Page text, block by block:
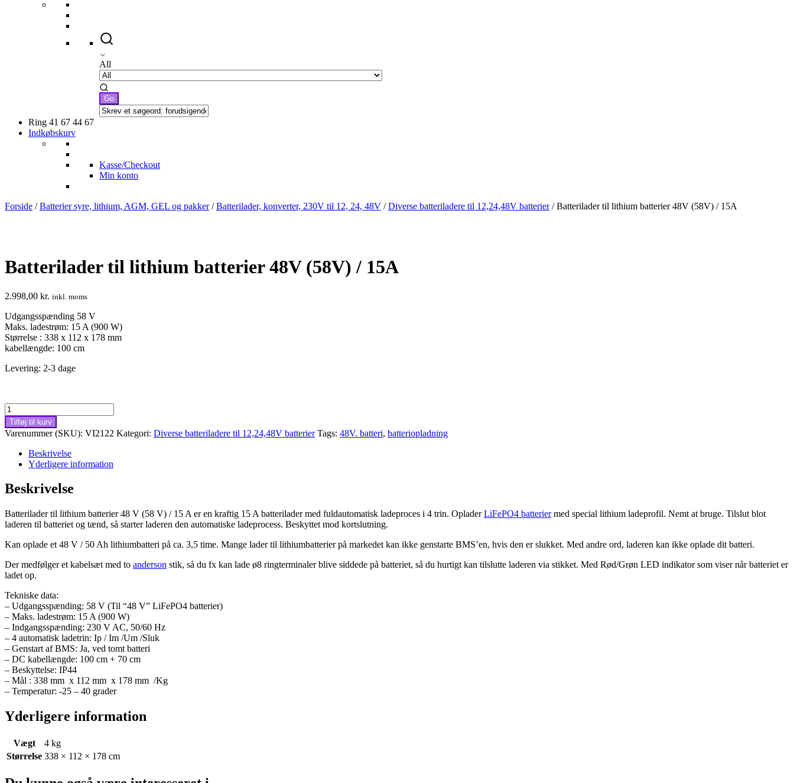
All
Ring 41 67 44 67
Indkøbskurv
Kasse/Checkout
Min konto
Forside /Batterier syre, lithium, AGM, GEL og pakker/Batterilader, konverter, 230V til 12, 24, 48V /Diverse batteriladere til 12,24,48V batterier/ Batterilader til lithium batterier 48V (58V) / 15A
Batterilader til lithium batterier 48V (58V) / 15A
2.998,00 kr. inkl. moms
Udgangsspænding 58 V
Maks. ladestrøm: 15 A (900 W)
Størrelse : 338 x 112 x 178 mm
kabellængde: 100 cm
Levering: 2-3 dage
Batterilader
til
lithium
batterier
48V
(58V)
15A
antal
Tilføj til kurv
Varenummer (SKU): VI2122 Kategori: Diverse batteriladere til 12,24,48V batterier Tags: 48V. batteri, batteriopladning
Beskrivelse
Yderligere information
Beskrivelse
Batterilader til lithium batterier 48 V (58 V) / 15 A er en kraftig 15 A batterilader med fuldautomatisk ladeproces i 4 trin. OpladerLiFePO4 batteriermed special lithium ladeprofil. Nemt at bruge. Tilslut blot
laderen til batteriet og tænd, så starter laderen den automatiske ladeprocess. Beskyttet mod kortslutning.
Kan oplade et 48 V / 50 Ah lithiumbatteri på ca. 3,5 time. Mange lader til lithiumbatterier på markedet kan ikke genstarte BMS’en, hvis den er slukket. Med andre ord, laderen kan ikke oplade dit batteri.
Der medfølger et kabelsæt med to anderson stik, så du fx kan lade ø8 ringterminaler blive siddede på batteriet, så du hurtigt kan tilslutte laderen via stikket. Med Rød/Grøn LED indikator som viser når batteriet er
ladet op.
Tekniske data:
– Udgangsspænding: 58 V (Til “48 V” LiFePO4 batterier)
– Maks. ladestrøm: 15 A (900 W)
– Indgangsspænding: 230 V AC, 50/60 Hz
– 4 automatisk ladetrin: Ip / Im /Um /Sluk
– Genstart af BMS: Ja, ved tomt batteri
– DC kabellængde: 100 cm + 70 cm
– Beskyttelse: IP44
– Mål : 338 mm x 112 mm x 178 mm /Kg
– Temperatur: -25 – 40 grader
Yderligere information
Vægt
4 kg
Størrelse 338 × 112 × 178 cm